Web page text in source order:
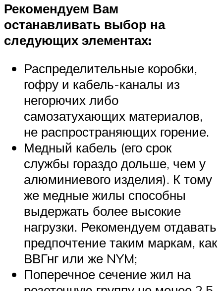
Рекомендуем Вам
останавливать выбор на
следующих элементах:
Распределительные коробки,
гофру и кабель-каналы из
негорючих либо
самозатухающих материалов,
не распространяющих горение.
Медный кабель (его срок
службы гораздо дольше, чем у
алюминиевого изделия). К тому
же медные жилы способны
выдержать более высокие
нагрузки. Рекомендуем отдавать
предпочтение таким маркам, как
ВВГнг или же NYM;
Поперечное сечение жил на